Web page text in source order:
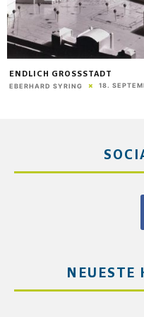
ENDLICH GROSSSTADT
EBERHARD SYRING 18.
NEUESTE